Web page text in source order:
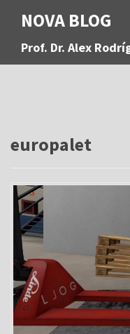
a
NOVA BLOG
Prof. Dr. Alex
europalet